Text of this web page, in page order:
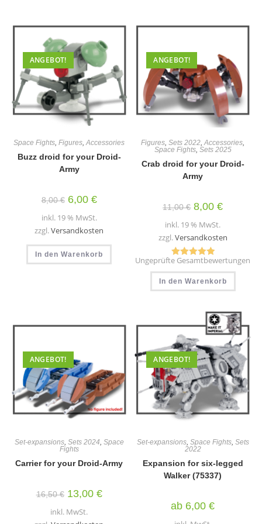
Die
Produktseite
gewählt
werden
ANGEBOT!
Space Fights ,Figures ,Accessories
Buzz droid for your Droid-
Army
8,00€ Ursprünglicher
Preis
war:
8,00 €
6,00 €Aktueller
Preis
6,00 €.
inkl. 19 % MwSt.
zzgl.Versandkosten
In den Warenkorb
ANGEBOT!
Figures ,Sets 2022 ,Accessories
Space Fights, Sets 2025
Crab droid for your Droid-
Army
11,00€ Ursprünglicher
Preis
war:
11,00 €
8,00€Aktueller
inkl. 19 % MwSt.
zzgl.Versandkosten
Bewertet mit
5.00von 5
Ungeprüfte Gesamtbewertungen
In den Warenkorb
ANGEBOT!
Set-expansions, Sets 2024, Space
Fights
Carrier for your Droid-Army
16,50€ Ursprünglicher
Preis
war:
16,50 €
13,00 €Aktueller
Preis
inkl. MwSt.
ANGEBOT!
Set-expansions, Space Fights, Sets
2022
Expansion for six-legged
Walker (75337)
ab 6,00€